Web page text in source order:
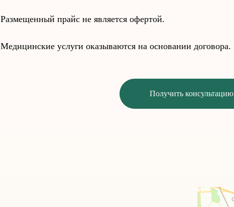
Размещенный прайс не является офертой.
Медицинские услуги оказываются на основании договора.
Получить консультацию